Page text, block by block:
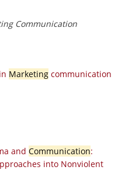
Communication
Marketingcommunication
and Communication:
into Nonviolent